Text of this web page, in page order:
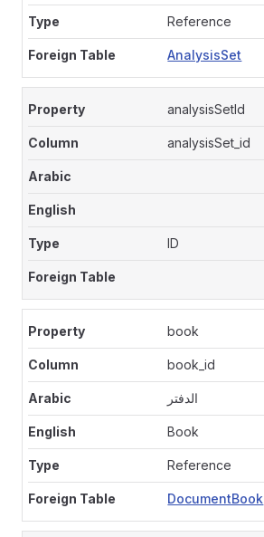
Reference
AnalysisSet
analysisSetId
analysisSet_id
ID
book
book_id
الدفتر
Book
Reference
DocumentBook